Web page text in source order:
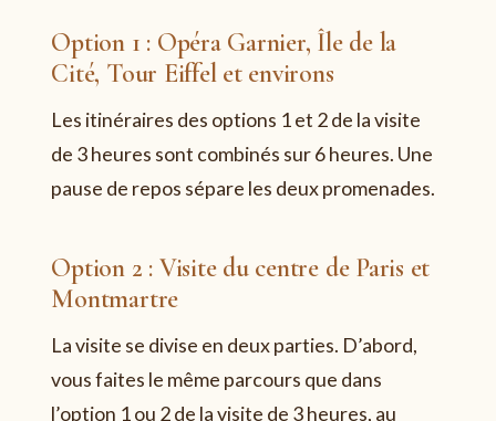
Option 1 : Opéra Garnier, Île de la
Cité, Tour Eiffel et environs
Les itinéraires des options 1 et 2 de la visite
de 3 heures sont combinés sur 6 heures. Une
pause de repos sépare les deux promenades.
Option 2 : Visite du centre de Paris et
Montmartre
La visite se divise en deux parties. D’abord,
vous faites le même parcours que dans
l’option 1 ou 2 de la visite de 3 heures, au